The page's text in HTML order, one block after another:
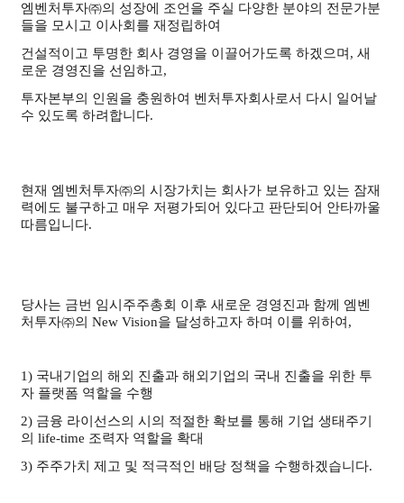
엠벤처투자㈜의 성장에 조언을 주실 다양한 분야의 전문가분
들을 모시고 이사회를 재정립하여
건설적이고 투명한 회사 경영을 이끌어가도록 하겠으며 , 새
로운 경영진을 선임하고,
투자본부의 인원을 충원하여 벤처투자회사로서 다시 일어날
수 있도록 하려합니다.
현재 엠벤처투자㈜의 시장가치는 회사가 보유하고 있는 잠재
력에도 불구하고 매우 저평가되어 있다고 판단되어 안타까울
따름입니다.
당사는 금번 임시주주총회 이후 새로운 경영진과 함께 엠벤
처투자㈜의 New Vision을 달성하고자 하며 이를 위하여 ,
1) 국내기업의 해외 진출과 해외기업의 국내 진출을 위한 투
자 플랫폼 역할을 수행
2) 금융 라이선스의 시의 적절한 확보를 통해 기업 생태주기
의 life-time 조력자 역할을 확대
3) 주주가치 제고 및 적극적인 배당 정책을 수행하겠습니다.